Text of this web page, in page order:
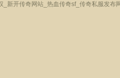
_新开传奇网站_热血传奇sf_传奇私服发布